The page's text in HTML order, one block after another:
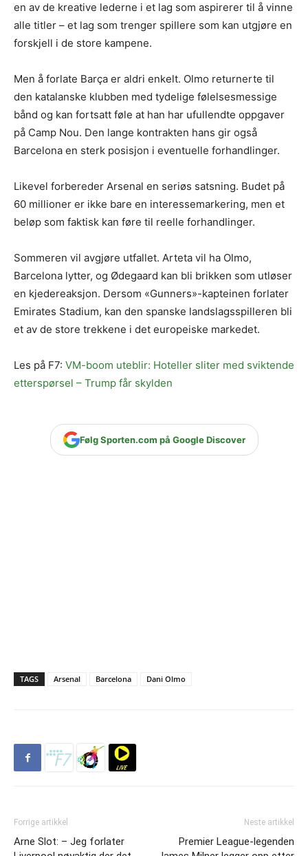
en av de kreative lederne i et lag som aspirerer til å vinne
alle titler – et lag som trenger spillere som kan utgjøre en
forskjell i de store kampene.
Men å forlate Barça er aldri enkelt. Olmo returnerte til
den katalanske klubben med tydelige følelsesmessige
bånd og kan fortsatt føle at han har ufullendte oppgaver
på Camp Nou. Den lange kontrakten hans gir også
Barcelona en sterk posisjon i eventuelle forhandlinger.
Likevel forbereder Arsenal en seriøs satsning. Budet på
60 millioner er ikke bare en interessemarkering, men et
beløp som faktisk kan føre til reelle forhandlinger.
Sommeren vil avgjøre utfallet. Arteta vil ha Olmo,
Barcelona lytter, og Ødegaard kan bli brikken som utløser
en kjedereaksjon. Dersom «Gunners»-kapteinen forlater
Emirates Stadium, kan den spanske landslagsspilleren bli
et av de store trekkene i det europeiske markedet.
Les på F7: VM-boom uteblir: Hoteller sliter med sviktende
etterspørsel – Trump får skylden
Følg Sporten.com på Google Discover
TAGS Arsenal Barcelona Dani Olmo
Forrige artikkel
Arne Slot: – Jeg forlater
Neste artikkel
Premier League-legenden